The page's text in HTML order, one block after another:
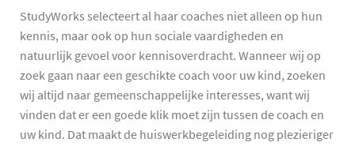
StudyWorks selecteert al haar coaches niet alleen op hun
kennis, maar ook op hun sociale vaardigheden en
natuurlijk gevoel voor kennisoverdracht. Wanneer wij op
zoek gaan naar een geschikte coach voor uw kind, zoeken
wij altijd naar gemeenschappelijke interesses, want wij
vinden dat er een goede klik moet zijn tussen de coach en
uw kind. Dat maakt de huiswerkbegeleiding nog plezieriger